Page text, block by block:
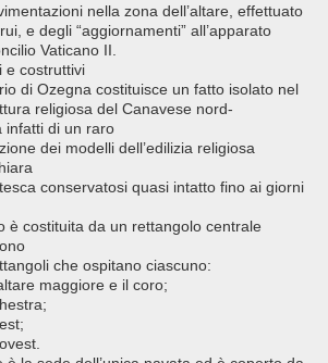
nella zona dell’altare, effettuato
e degli “aggiornamenti” all’apparato
Vaticano II.
e costruttivi
di Ozegna costituisce un fatto isolato nel
religiosa del Canavese nord-
infatti di un raro
dei modelli dell’edilizia religiosa
conservatosi quasi intatto fino ai giorni
è costituita da un rettangolo centrale
che ospitano ciascuno:
maggiore e il coro;